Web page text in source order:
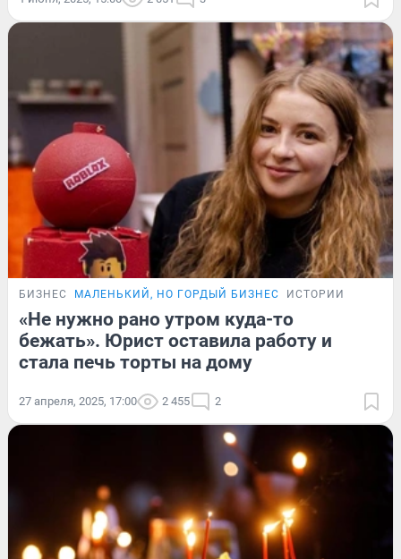
БИЗНЕС МАЛЕНЬКИЙ, НО ГОРДЫЙ БИЗНЕС ИСТОРИИ
«Не нужно рано утром куда-то
бежать». Юрист оставила работу и
стала печь торты на дому
27 апреля, 2025, 17:00 2 455 2